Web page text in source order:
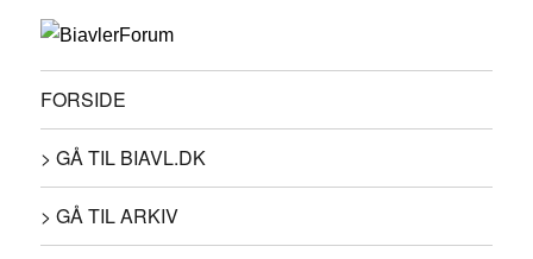
FORSIDE
> GÅ TIL BIAVL.DK
> GÅ TIL ARKIV